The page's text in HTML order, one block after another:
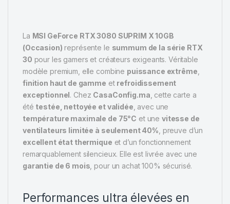
La MSI GeForce RTX 3080 SUPRIM X 10GB
(Occasion) représente le summum de la série RTX
30 pour les gamers et créateurs exigeants. Véritable
modèle premium, elle combine puissance extrême
finition haut de gamme et refroidissement
exceptionnel. Chez CasaConfig.ma , cette carte a
été testée, nettoyée et validée , avec une
température maximale de 75°C et une vitesse de
ventilateurs limitée à seulement 40% , preuve d’un
excellent état thermique et d’un fonctionnement
remarquablement silencieux. Elle est livrée avec une
garantie de 6 mois , pour un achat 100% sécurisé.
Performances ultra élevées en